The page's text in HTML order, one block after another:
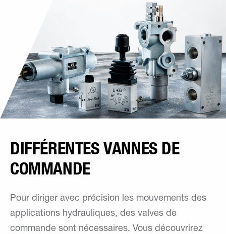
DIFFÉRENTES VANNES DE
COMMANDE
Pour diriger avec précision les mouvements des
applications hydrauliques, des valves de
commande sont nécessaires. Vous découvrirez